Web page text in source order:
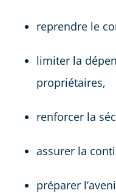
reprendre le
limiter la
propriétaires,
renforcer la
assurer la
préparer